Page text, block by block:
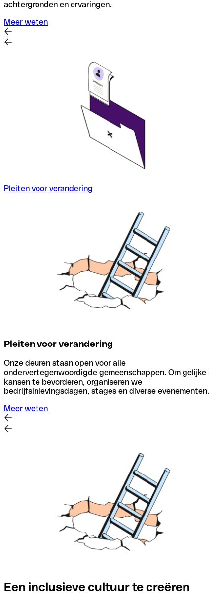
achtergronden en ervaringen.
Meer weten
Pleiten voor verandering
Pleiten voor verandering
Onze deuren staan open voor alle
ondervertegenwoordigde gemeenschappen. Om gelijke
kansen te bevorderen, organiseren we
bedrijfsinlevingsdagen, stages en diverse evenementen.
Meer weten
Een inclusieve cultuur te creëren